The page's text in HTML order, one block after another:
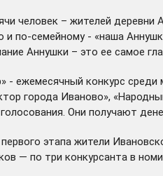
человек – жителей деревни
по-семейному - «наша
Аннушки – это ее самое
- ежемесячный конкурс
города Иваново»,
Они получают
этапа жители
— по три конкурсанта в